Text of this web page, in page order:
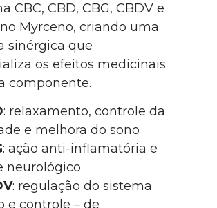
CBC, CBD, CBG, CBDV e
Myrceno, criando uma
sinérgica que
os efeitos medicinais
componente.
: relaxamento, controle da
e melhora do sono
: ação anti-inflamatória e
neurológico
: regulação do sistema
e controle – de